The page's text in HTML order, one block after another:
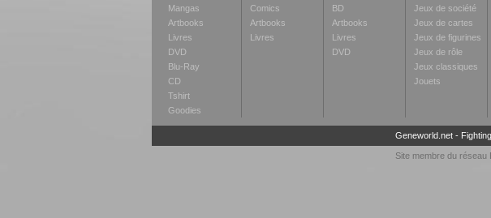
Mangas
Artbooks
Livres
DVD
Blu-Ray
CD
Tshirt
Goodies
Comics
Artbooks
Livres
BD
Artbooks
Livres
DVD
Jeux de société
Jeux de cartes
Jeux de figurines
Jeux de rôle
Jeux classiques
Jouets
Geneworld.net-
Site membre du réseau